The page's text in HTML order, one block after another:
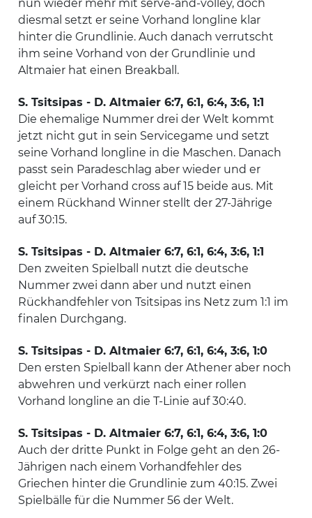
nun wieder mehr mit serve-and-volley, doch
diesmal setzt er seine Vorhand longline klar
hinter die Grundlinie. Auch danach verrutscht
ihm seine Vorhand von der Grundlinie und
Altmaier hat einen Breakball.
S. Tsitsipas - D. Altmaier 6:7, 6:1, 6:4, 3:6, 1:1
Die ehemalige Nummer drei der Welt kommt
jetzt nicht gut in sein Servicegame und setzt
seine Vorhand longline in die Maschen. Danach
passt sein Paradeschlag aber wieder und er
gleicht per Vorhand cross auf 15 beide aus. Mit
einem Rückhand Winner stellt der 27-Jährige
auf 30:15.
S. Tsitsipas - D. Altmaier 6:7, 6:1, 6:4, 3:6, 1:1
Den zweiten Spielball nutzt die deutsche
Nummer zwei dann aber und nutzt einen
Rückhandfehler von Tsitsipas ins Netz zum 1:1 im
finalen Durchgang.
S. Tsitsipas - D. Altmaier 6:7, 6:1, 6:4, 3:6, 1:0
Den ersten Spielball kann der Athener aber noch
abwehren und verkürzt nach einer rollen
Vorhand longline an die T-Linie auf 30:40.
S. Tsitsipas - D. Altmaier 6:7, 6:1, 6:4, 3:6, 1:0
Auch der dritte Punkt in Folge geht an den 26-
Jährigen nach einem Vorhandfehler des
Griechen hinter die Grundlinie zum 40:15. Zwei
Spielbälle für die Nummer 56 der Welt.